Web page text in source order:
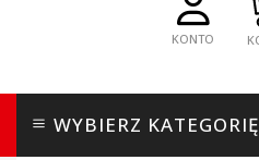
KONTO
WYBIERZ KATEGORIĘ